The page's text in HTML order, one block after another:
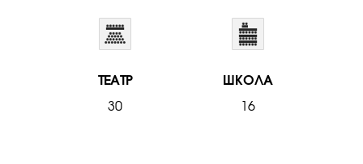
ТЕАТР
30
ШКОЛА
16